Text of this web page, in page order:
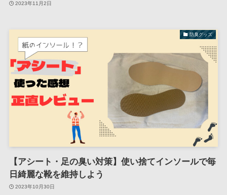
2023年11月2日
防臭グッズ
【アシート・足の臭い対策】使い捨てインソールで毎
日綺麗な靴を維持しよう
2023年10月30日